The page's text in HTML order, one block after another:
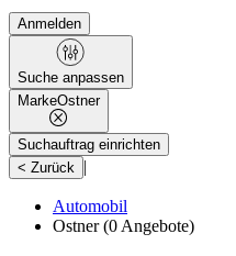
Anmelden
Suche anpassen
MarkeOstner
Suchauftrag einrichten
< Zurück
|
Automobil
Ostner(0 Angebote)